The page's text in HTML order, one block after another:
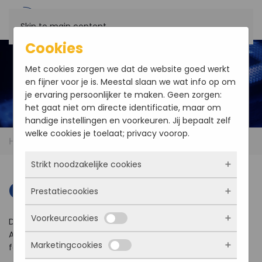
Skip to main content
Home Contact
Contact
Do you need help finding the right parts for your product?
Any other questions? Feel free to contact us
for more information.
Cookies
Met cookies zorgen we dat de website goed werkt
en fijner voor je is. Meestal slaan we wat info op om
je ervaring persoonlijker te maken. Geen zorgen:
het gaat niet om directe identificatie, maar om
handige instellingen en voorkeuren. Jij bepaalt zelf
welke cookies je toelaat; privacy voorop.
Strikt noodzakelijke cookies
Deze cookies zorgen ervoor dat de website
überhaupt werkt. Ze zijn dus altijd actief en
kunnen niet worden uitgezet. Meestal worden
ze alleen geplaatst als jij iets doet, zoals
inloggen, een formulier invullen of je
Prestatiecookies
Met deze cookies zien we hoe vaak onze site
bezocht wordt, waar bezoekers vandaan
komen en welke pagina’s populair zijn. Zo
Voorkeurcookies
Deze cookies onthouden jouw voorkeuren.
Marketingcookies